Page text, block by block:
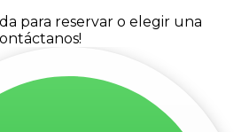
para reservar o elegir una